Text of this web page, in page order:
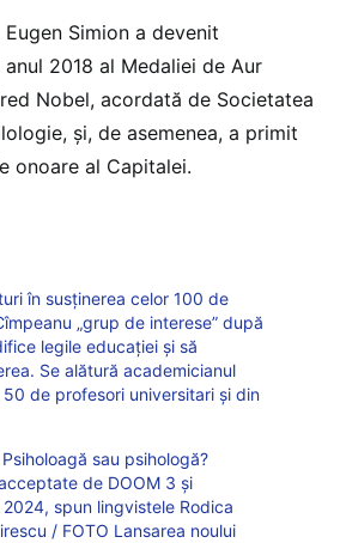
Simion a devenit
2018 al Medaliei de Aur
Nobel, acordată de Societatea
şi, de asemenea, a primit
onoare al Capitalei.
în susținerea celor 100 de
„grup de interese” după
legile educației și să
Se alătură academicianul
50 de profesori universitari și din
sau psihologă?
de DOOM 3 și
spun lingvistele Rodica
/ FOTO Lansarea noului